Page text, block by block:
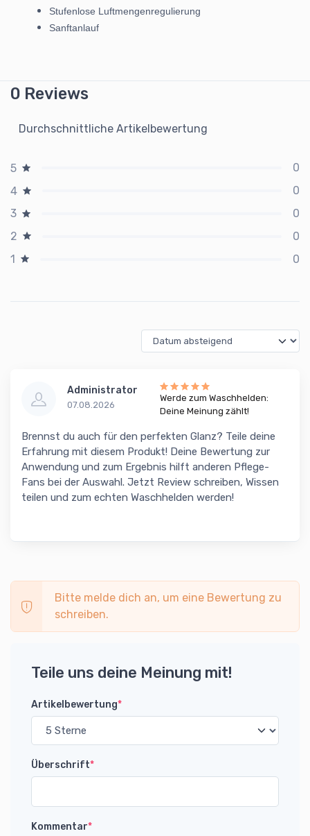
Stufenlose Luftmengenregulierung
Sanftanlauf
0 Reviews
Durchschnittliche Artikelbewertung
5
0
4
0
3
0
2
0
1
0
Administrator
07.08.2026
Werde zum Waschhelden:
Deine Meinung zählt!
Brennst du auch für den perfekten Glanz? Teile deine
Erfahrung mit diesem Produkt! Deine Bewertung zur
Anwendung und zum Ergebnis hilft anderen Pflege-
Fans bei der Auswahl. Jetzt Review schreiben, Wissen
teilen und zum echten Waschhelden werden!
Bitte melde dich an, um eine Bewertung zu
schreiben.
Teile uns deine Meinung mit!
Artikelbewertung*
Überschrift*
Kommentar*